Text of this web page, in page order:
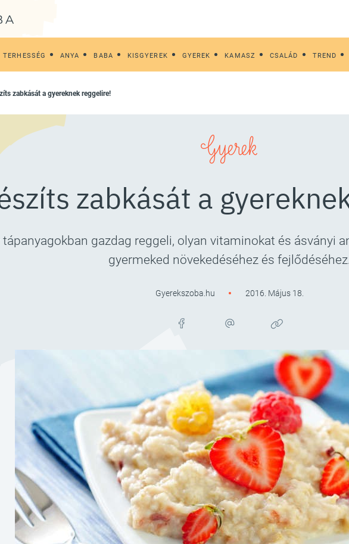
TERHESSÉG ANYA BABA KISGYEREK GYEREK KAMASZ CSALÁD TREND
zabkását a gyereknek reggelire!
Gyerek
zabkását a
tápanyagokban gazdag reggeli, olyan vitaminokat és ásványi
gyermeked növekedéséhez és fejlődéséhez.
Gyerekszoba.hu 2016. Május 18.